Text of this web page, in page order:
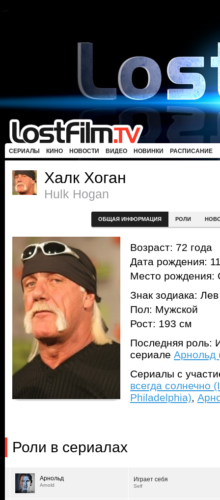
СЕРИАЛЫ КИНО НОВОСТИ ВИДЕО НОВИНКИ РАСПИСАНИЕ
Халк Хоган
Hulk Hogan
ОБЩАЯ ИНФОРМАЦИЯ РОЛИ
Возраст: 72 года
Дата рождения:
Место
Знак зодиака: Лев
Пол: Мужской
Рост: 193 см
Последняя роль:
сериале Арнольд
Сериалы с
всегда солнечно
Philadelphia),
Роли в сериалах
Арнольд
Arnold
Играет себя
Self